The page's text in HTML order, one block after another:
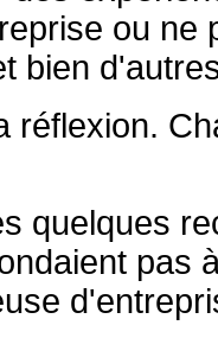
ou
bien
réflexion.
quelques
pas